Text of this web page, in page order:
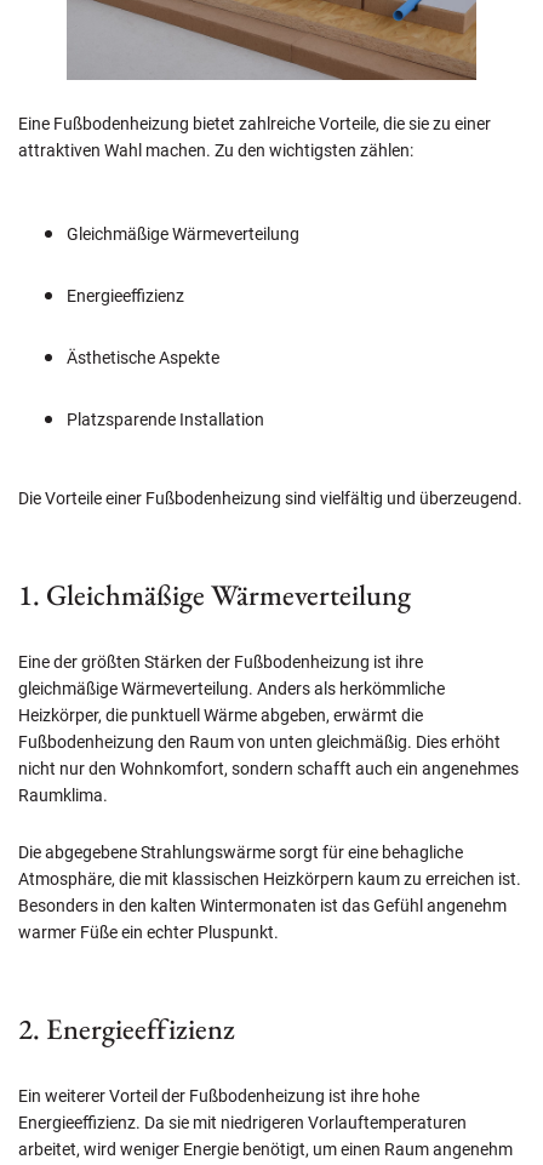
Eine Fußbodenheizung bietet zahlreiche Vorteile, die sie zu einer
attraktiven Wahl machen. Zu den wichtigsten zählen:
Gleichmäßige Wärmeverteilung
Energieeffizienz
Ästhetische Aspekte
Platzsparende Installation
Die Vorteile einer Fußbodenheizung sind vielfältig und überzeugend.
1. Gleichmäßige Wärmeverteilung
Eine der größten Stärken der Fußbodenheizung ist ihre
gleichmäßige Wärmeverteilung. Anders als herkömmliche
Heizkörper, die punktuell Wärme abgeben, erwärmt die
Fußbodenheizung den Raum von unten gleichmäßig. Dies erhöht
nicht nur den Wohnkomfort, sondern schafft auch ein angenehmes
Raumklima.
Die abgegebene Strahlungswärme sorgt für eine behagliche
Atmosphäre, die mit klassischen Heizkörpern kaum zu erreichen ist.
Besonders in den kalten Wintermonaten ist das Gefühl angenehm
warmer Füße ein echter Pluspunkt.
2. Energieeffizienz
Ein weiterer Vorteil der Fußbodenheizung ist ihre hohe
Energieeffizienz. Da sie mit niedrigeren Vorlauftemperaturen
arbeitet, wird weniger Energie benötigt, um einen Raum angenehm